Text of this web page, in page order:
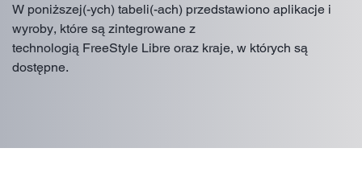
W poniższej(-ych) tabeli(-ach) przedstawiono aplikacje i
wyroby, które są zintegrowane z
technologią FreeStyle Libre oraz kraje, w których są
dostępne.